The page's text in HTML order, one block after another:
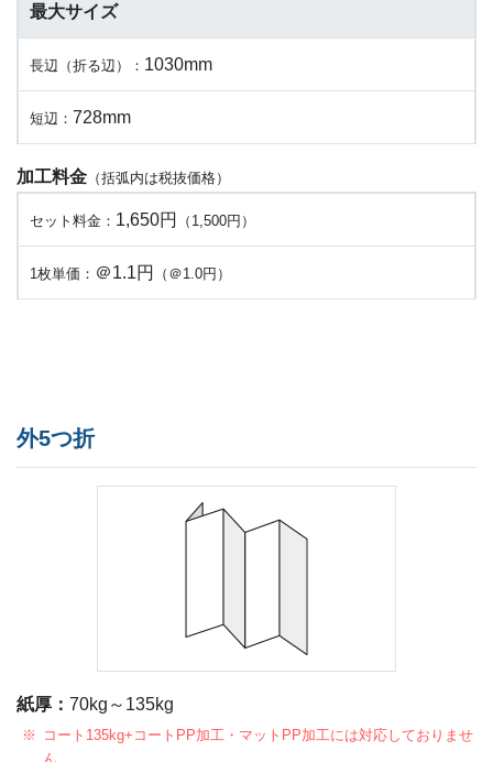
最大サイズ
長辺（折る辺）： 1030mm
短辺： 728mm
加工料金 （括弧内は税抜価格）
セット料金： 1,650円 （1,500円）
1枚単価： ＠1.1円 （＠1.0円）
外5つ折
紙厚： 70kg～135kg
コート135kg+コートPP加工・マットPP加工には対応しておりませ
ん